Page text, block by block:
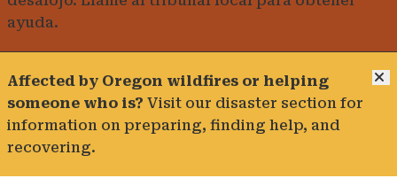
ayuda.
Affected by Oregon wildfires or helping
someone who is? Visit our disaster section for
information on preparing, finding help, and
recovering.